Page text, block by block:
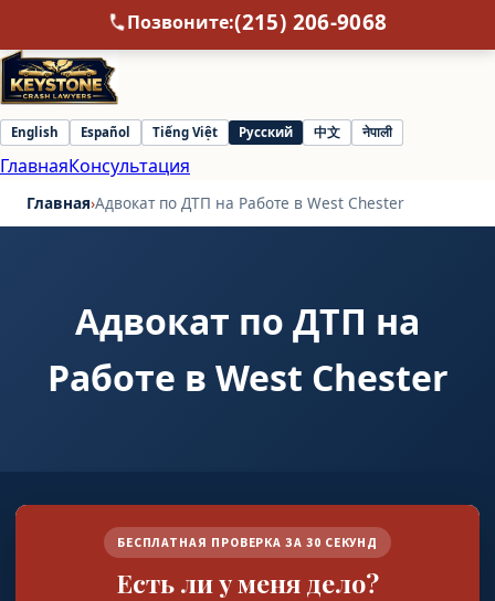
Позвоните:(215) 206-9068
Select
language
English Español Tiếng Việt Русский 中文 नेपाली
ГлавнаяКонсультация
Главная›Адвокат по ДТП на Работе в West Chester
Адвокат по ДТП на
Работе в West Chester
БЕСПЛАТНАЯ ПРОВЕРКА ЗА 30 СЕКУНД
Есть ли у меня дело?